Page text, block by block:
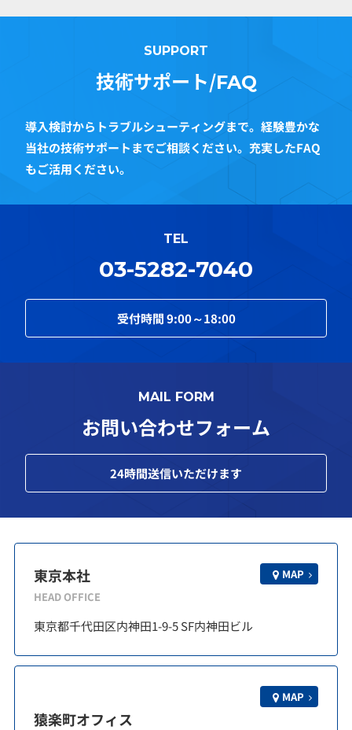
SUPPORT
技術サポート/FAQ
導入検討からトラブルシューティングまで。経験豊かな
当社の技術サポートまでご相談ください。充実したFAQ
もご活用ください。
TEL
03-5282-7040
受付時間9:00～18:00
MAIL FORM
お問い合わせフォーム
24時間送信いただけます
東京本社
HEAD OFFICE
MAP
東京都千代田区内神田1-9-5 SF内神田ビル
猿楽町オフィス
MAP